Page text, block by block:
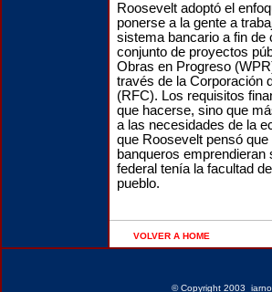
Roosevelt adoptó el
ponerse a la gente a
sistema bancario a fin de
conjunto de proyectos
Obras en Progreso
través de la Corporación
(RFC). Los requisitos
que hacerse, sino que
a las necesidades de la
que Roosevelt pensó
banqueros
federal tenía la facultad
pueblo.
VOLVER A HOME
© Copyright 2003